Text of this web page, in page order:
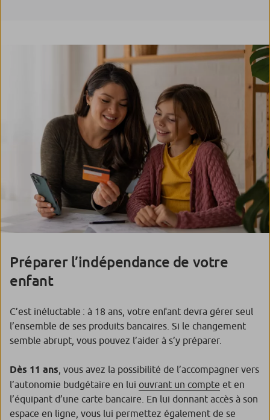
Préparer l’indépendance de votre
enfant
C’est inéluctable : à 18 ans, votre enfant devra gérer seul
l’ensemble de ses produits bancaires. Si le changement
semble abrupt, vous pouvez l’aider à s’y préparer.
Dès 11 ans , vous avez la possibilité de l’accompagner vers
l’autonomie budgétaire en lui ouvrant un compte et en
l’équipant d’une carte bancaire. En lui donnant accès à son
espace en ligne, vous lui permettez également de se